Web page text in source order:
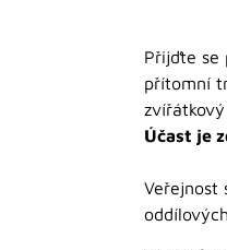
Přijďte se
přítomní
Účast je
Veřejnost